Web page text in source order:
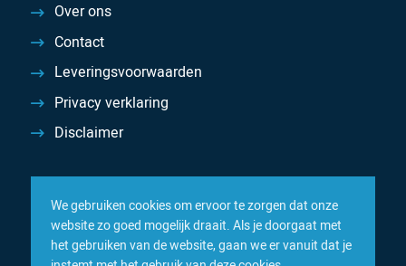
Over ons
Contact
Leveringsvoorwaarden
Privacy verklaring
Disclaimer
We gebruiken cookies om ervoor te zorgen dat onze
website zo goed mogelijk draait. Als je doorgaat met
het gebruiken van de website, gaan we er vanuit dat je